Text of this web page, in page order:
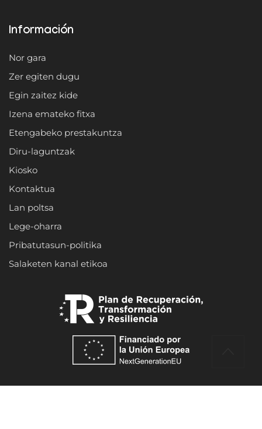
Información
Nor gara
Zer egiten dugu
Egin zaitez kide
Izena emateko fitxa
Etengabeko prestakuntza
Diru-laguntzak
Kiosko
Kontaktua
Lan poltsa
Lege-oharra
Pribatutasun-politika
Salaketen kanal etikoa